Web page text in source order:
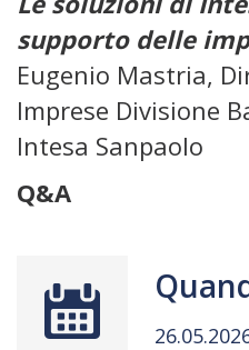
supporto delle
Eugenio Mastria,
Imprese Divisione
Intesa Sanpaolo
Q&A